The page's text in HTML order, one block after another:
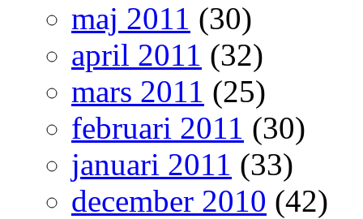
maj 2011 (30)
april 2011 (32)
mars 2011 (25)
februari 2011 (30)
januari 2011 (33)
december 2010 (42)